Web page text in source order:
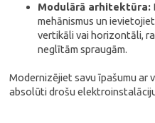
Modulārā arhitektūra:
mehānismus un
vertikāli vai horizontāli,
neglītām spraugām.
Modernizējiet savu īpašumu ar
absolūti drošu